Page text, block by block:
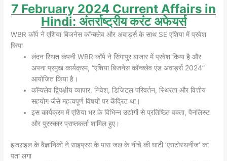
7 February 2024 Current Affairs in
Hindi: अंतर्राष्ट्रीय करंट अफेयर्स
WBR कॉर्प ने एशिया बिजनेस कॉन्क्लेव और अवार्ड्स के साथ SE एशिया में प्रवेश
किया
लंदन स्थित कंपनी WBR कॉर्प ने सिंगापुर बाजार में प्रवेश किया है और
अपना प्रमुख कार्यक्रम, “एशिया बिजनेस कॉन्क्लेव एंड अवार्ड्स 2024”
आयोजित किया है।
कॉन्क्लेव द्विपक्षीय व्यापार, निवेश, डिजिटल परिवर्तन, स्थिरता और वित्तीय
सहयोग जैसे महत्वपूर्ण विषयों पर केंद्रित था।
इस कार्यक्रम में एशिया भर के विभिन्न उद्योगों से प्रतिष्ठित वक्ता, पैनलिस्ट
और पुरस्कार प्राप्तकर्ता शामिल हुए।
इजराइल के वैज्ञानिकों ने साइप्रस के पास जल के नीचे की घाटी ‘एराटोस्थनीज’ का
पता लगा